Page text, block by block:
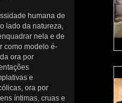
humana de
lado da natureza,
nela e de
como modelo é-
ora por
e
ora por
íntimas, cruas e